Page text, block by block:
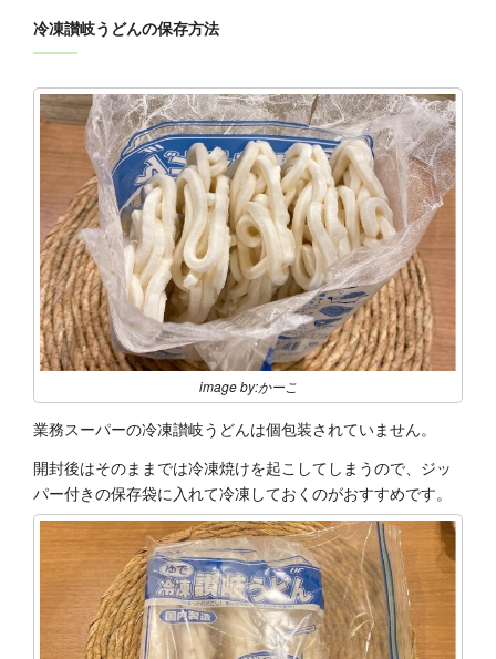
冷凍讃岐うどんの保存方法
image by:かーこ
業務スーパーの冷凍讃岐うどんは個包装されていません。
開封後はそのままでは冷凍焼けを起こしてしまうので、ジッ
パー付きの保存袋に入れて冷凍しておくのがおすすめです。